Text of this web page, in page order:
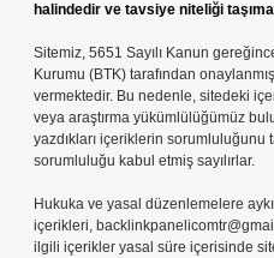
halindedir ve tavsiye niteliği
Sitemiz, 5651 Sayılı Kanun
Kurumu (BTK) tarafından
vermektedir. Bu nedenle, sitedeki
veya araştırma yükümlülüğümüz
yazdıkları içeriklerin sorumluluğunu
sorumluluğu kabul etmiş sayılırlar.
Hukuka ve yasal düzenlemelere
içerikleri,
ilgili içerikler yasal süre içerisinde